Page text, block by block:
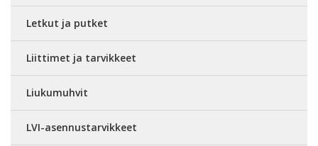
Letkut ja putket
Liittimet ja tarvikkeet
Liukumuhvit
LVI-asennustarvikkeet